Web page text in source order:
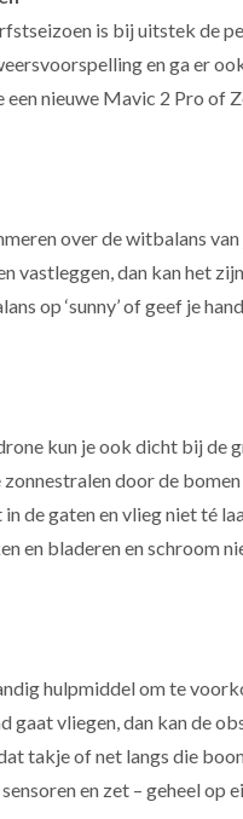
is bij uitstek de
en ga er
nieuwe Mavic 2 Pro
over de witbalans
dan kan het
op ‘sunny’ of geef je
kun je ook dicht bij
door de
de gaten en vlieg niet té
en bladeren en schroom
hulpmiddel om te
gaat vliegen, dan kan de
takje of net langs die
en zet – geheel